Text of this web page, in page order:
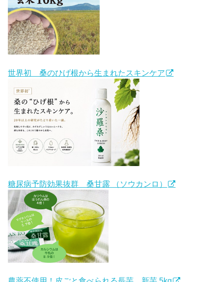
世界初 桑のひげ根から生まれたスキンケア
糖尿病予防効果抜群 桑甘露 （ソウカンロ）